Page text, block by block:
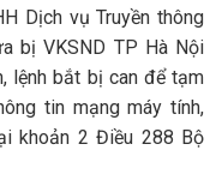
Dịch vụ Truyền thông
bị VKSND TP Hà Nội
lệnh bắt bị can để tạm
tin mạng máy tính,
khoản 2 Điều 288 Bộ